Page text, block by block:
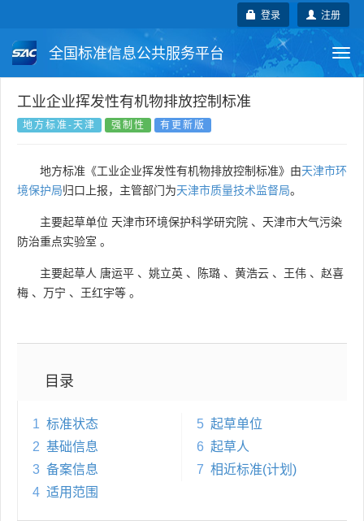
注册
登录
全国标准信息公共服务平台
国家标准 行业标准
国外标准 技术委员会
工业企业挥发性有机物排放控制标准
地方标准-天津 强制性 有更新版
地方标准《工业企业挥发性有机物排放控制标准》由天津市环
境保护局归口上报，主管部门为天津市质量技术监督局。
主要起草单位 天津市环境保护科学研究院 、 天津市大气污染
防治重点实验室 。
主要起草人 唐运平 、 姚立英 、 陈璐 、 黄浩云 、 王伟 、 赵喜
梅 、 万宁 、 王红宇等 。
目录
1 标准状态
2 基础信息
3 备案信息
4 适用范围
5 起草单位
6 起草人
7 相近标准(计划)